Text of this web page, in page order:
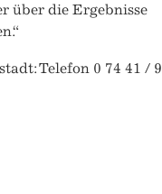
über die Ergebnisse
Telefon 0 74 41 / 9